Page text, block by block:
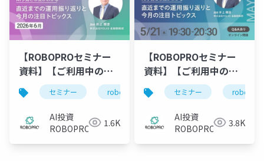
【ROBOPROセミナー
資料】【ご利用中の方
向け】2026年6月 AI予
測と市況がわかる 直
近までの運用振り返り
と今月の注目トピック
ス
セミナー robopro roboproセミナー
AI投資
ROBOPRO
1.6K
【ROBOPROセミナー
資料】【ご利用中の方
向け】2026年5月 AI予
測と市況がわかる 直
近までの運用振り返り
と今月の注目トピック
ス
セミナー robopro
AI投資
ROBOPRO
3.8K